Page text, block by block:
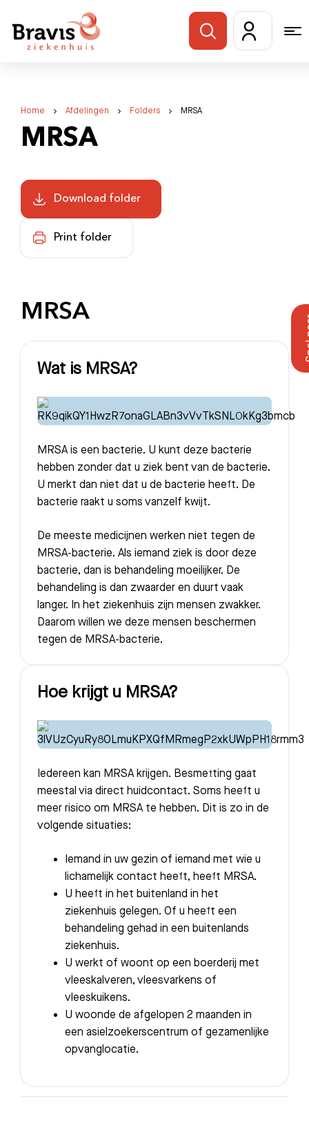
Home Afdelingen Folders MRSA
MRSA
Download folder
Print folder
MRSA
Wat is MRSA?
MRSA is een bacterie. U kunt deze bacterie
hebben zonder dat u ziek bent van de bacterie.
U merkt dan niet dat u de bacterie heeft. De
bacterie raakt u soms vanzelf kwijt.
De meeste medicijnen werken niet tegen de
MRSA-bacterie. Als iemand ziek is door deze
bacterie, dan is behandeling moeilijker. De
behandeling is dan zwaarder en duurt vaak
langer. In het ziekenhuis zijn mensen zwakker.
Daarom willen we deze mensen beschermen
tegen de MRSA-bacterie.
Hoe krijgt u MRSA?
Iedereen kan MRSA krijgen. Besmetting gaat
meestal via direct huidcontact. Soms heeft u
meer risico om MRSA te hebben. Dit is zo in de
volgende situaties:
Iemand in uw gezin of iemand met wie u
lichamelijk contact heeft, heeft MRSA.
U heeft in het buitenland in het
ziekenhuis gelegen. Of u heeft een
behandeling gehad in een buitenlands
ziekenhuis.
U werkt of woont op een boerderij met
vleeskalveren, vleesvarkens of
vleeskuikens.
U woonde de afgelopen 2 maanden in
een asielzoekerscentrum of gezamenlijke
opvanglocatie.